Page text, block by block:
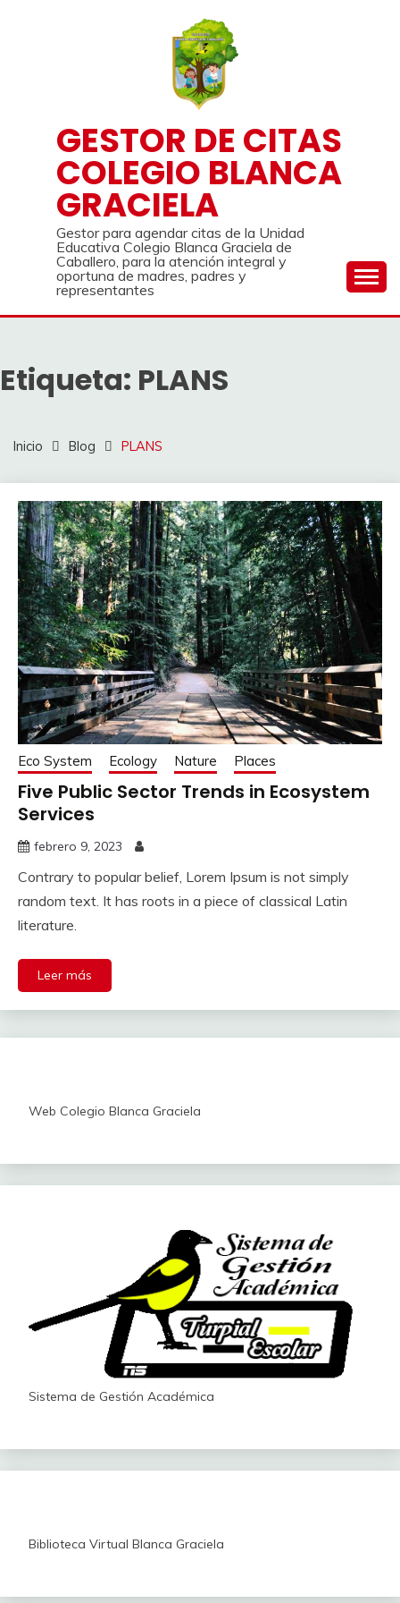
GESTOR DE CITAS
COLEGIO BLANCA
GRACIELA
Gestor para agendar citas de la Unidad
Educativa Colegio Blanca Graciela de
Caballero, para la atención integral y
oportuna de madres, padres y
representantes
Etiqueta: PLANS
Inicio Blog PLANS
Eco System Ecology Nature Places
Five Public Sector Trends in Ecosystem
Services
febrero 9, 2023
Contrary to popular belief, Lorem Ipsum is not simply
random text. It has roots in a piece of classical Latin
literature.
Leer más
Web Colegio Blanca Graciela
Sistema de Gestión Académica
Biblioteca Virtual Blanca Graciela